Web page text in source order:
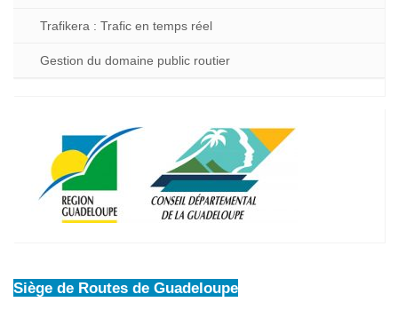
Trafikera : Trafic en temps réel
Gestion du domaine public routier
Siège de Routes de Guadeloupe